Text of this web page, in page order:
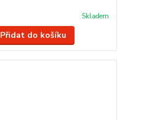
Skladem
Přidat do košíku